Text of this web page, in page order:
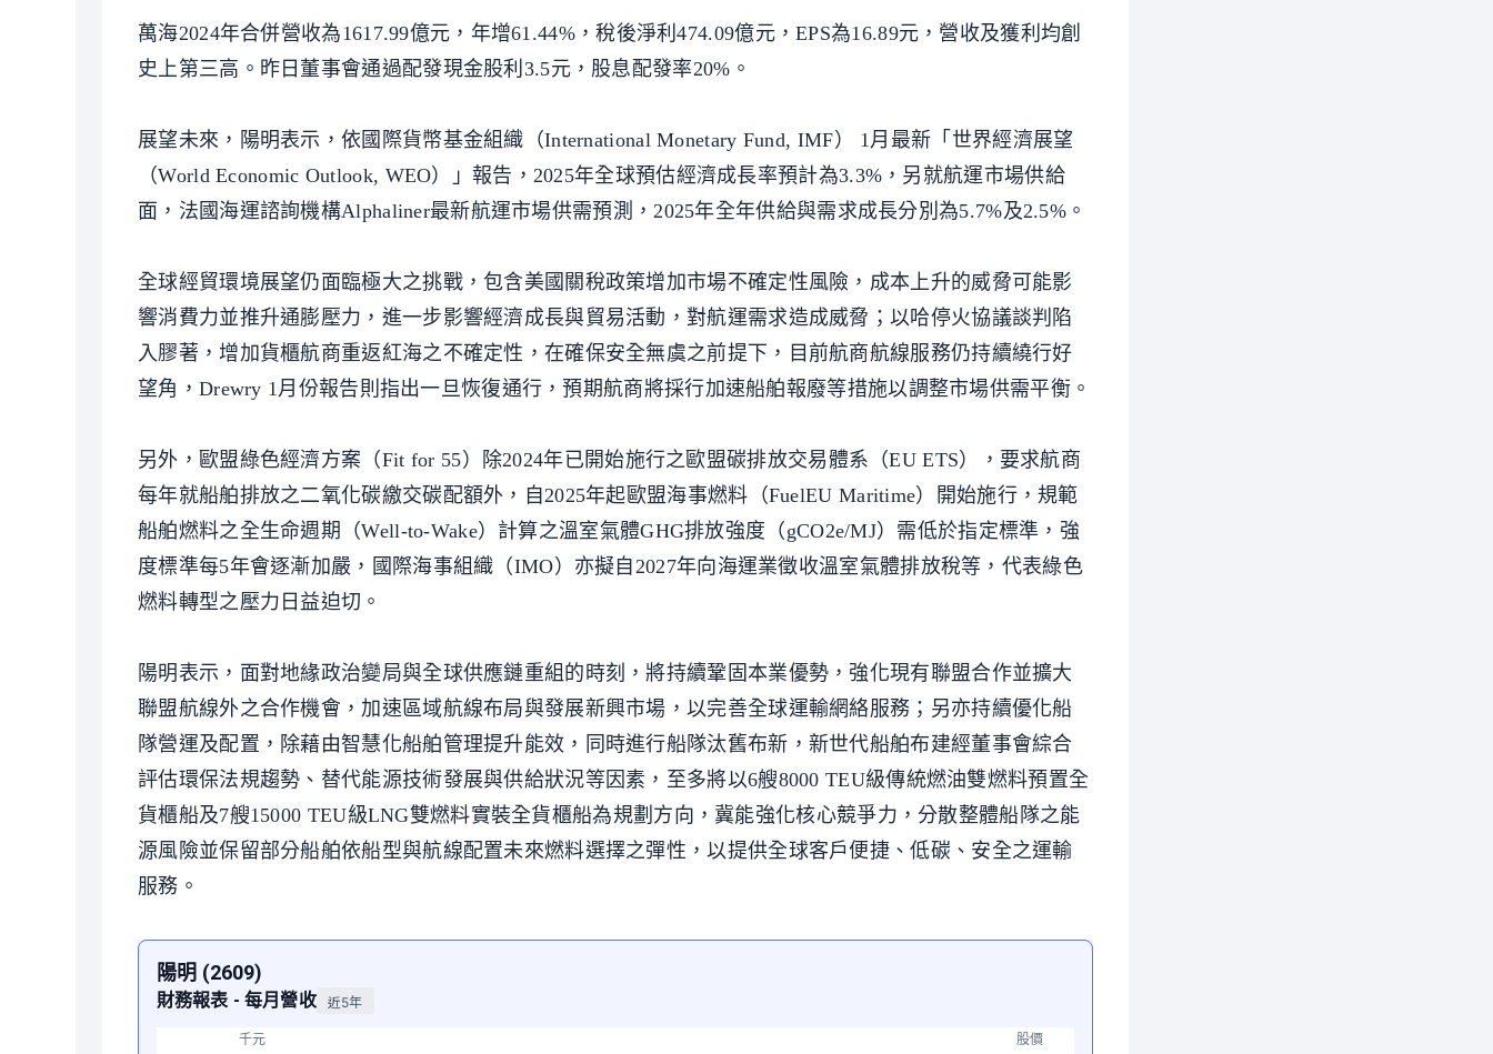
萬海2024年合併營收為1617.99億元，年增61.44%，稅後淨利474.09億元，EPS為16.89元，營收及獲利均創
史上第三高。昨日董事會通過配發現金股利3.5元，股息配發率20%。
展望未來，陽明表示，依國際貨幣基金組織（International Monetary Fund, IMF） 1月最新「世界經濟展望
（World Economic Outlook, WEO）」報告，2025年全球預估經濟成長率預計為3.3%，另就航運市場供給
面，法國海運諮詢機構Alphaliner最新航運市場供需預測，2025年全年供給與需求成長分別為5.7%及2.5%。
全球經貿環境展望仍面臨極大之挑戰，包含美國關稅政策增加市場不確定性風險，成本上升的威脅可能影
響消費力並推升通膨壓力，進一步影響經濟成長與貿易活動，對航運需求造成威脅；以哈停火協議談判陷
入膠著，增加貨櫃航商重返紅海之不確定性，在確保安全無虞之前提下，目前航商航線服務仍持續繞行好
望角，Drewry 1月份報告則指出一旦恢復通行，預期航商將採行加速船舶報廢等措施以調整市場供需平衡。
另外，歐盟綠色經濟方案（Fit for 55）除2024年已開始施行之歐盟碳排放交易體系（EU ETS），要求航商
每年就船舶排放之二氧化碳繳交碳配額外，自2025年起歐盟海事燃料（FuelEU Maritime）開始施行，規範
船舶燃料之全生命週期（Well-to-Wake）計算之溫室氣體GHG排放強度（gCO2e/MJ）需低於指定標準，強
度標準每5年會逐漸加嚴，國際海事組織（IMO）亦擬自2027年向海運業徵收溫室氣體排放稅等，代表綠色
燃料轉型之壓力日益迫切。
陽明表示，面對地緣政治變局與全球供應鏈重組的時刻，將持續鞏固本業優勢，強化現有聯盟合作並擴大
聯盟航線外之合作機會，加速區域航線布局與發展新興市場，以完善全球運輸網絡服務；另亦持續優化船
隊營運及配置，除藉由智慧化船舶管理提升能效，同時進行船隊汰舊布新，新世代船舶布建經董事會綜合
評估環保法規趨勢、替代能源技術發展與供給狀況等因素，至多將以6艘8000 TEU級傳統燃油雙燃料預置全
貨櫃船及7艘15000 TEU級LNG雙燃料實裝全貨櫃船為規劃方向，冀能強化核心競爭力，分散整體船隊之能
源風險並保留部分船舶依船型與航線配置未來燃料選擇之彈性，以提供全球客戶便捷、低碳、安全之運輸
服務。